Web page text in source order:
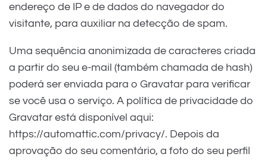
endereço de IP e de dados do navegador do
visitante, para auxiliar na detecção de spam.
Uma sequência anonimizada de caracteres criada
a partir do seu e-mail (também chamada de hash)
poderá ser enviada para o Gravatar para verificar
se você usa o serviço. A política de privacidade do
Gravatar está disponível aqui:
https://automattic.com/privacy/. Depois da
aprovação do seu comentário, a foto do seu perfil